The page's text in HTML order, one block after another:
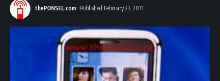
thePONSEL.com Published February 23, 2011